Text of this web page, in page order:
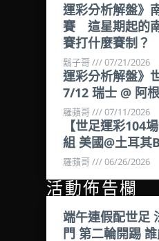
運彩分析解盤》
賽 這星期起的
賽打什麼賽制？
鬍子哥 07/21/2026
運彩分析解盤》
7/12 瑞士 @ 阿
羅蘋哥 07/11/2026
【世足運彩104
組 美國@土耳其
羅蘋哥 06/26/2026
活動佈告欄
端午連假配世足
門 第二輪開踢